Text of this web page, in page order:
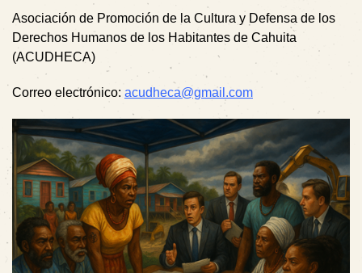
Asociación de Promoción de la Cultura y Defensa de los
Derechos Humanos de los Habitantes de Cahuita
(ACUDHECA)
Correo electrónico: acudheca@gmail.com